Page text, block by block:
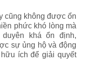
cũng không được ổn
phức khó lòng mà
khá ổn định,
sự ủng hộ và động
ích để giải quyết